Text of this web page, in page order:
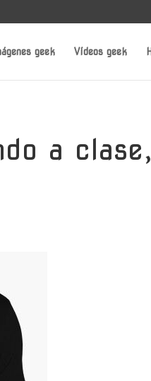
geek Vídeos geek
a